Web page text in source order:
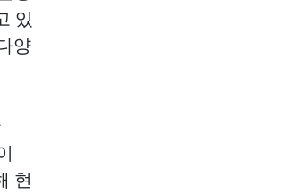
있
양
현